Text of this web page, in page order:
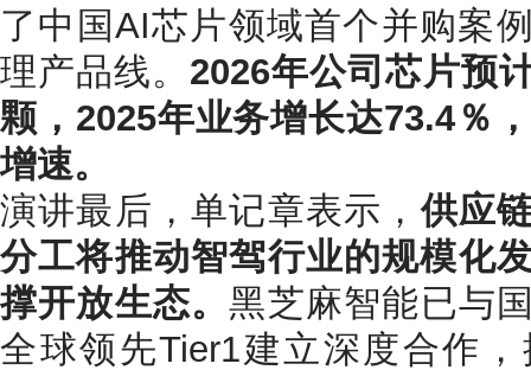
了中国AI芯片领域首个并购案
理产品线。 2026年公司芯片预
颗，2025年业务增长达73.4％
增速。
演讲最后，单记章表示，供应
分工将推动智驾行业的规模化
撑开放生态。黑芝麻智能已与
全球领先Tier1建立深度合作